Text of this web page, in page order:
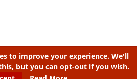
to improve your experience. We'll
but you can opt-out if you wish.